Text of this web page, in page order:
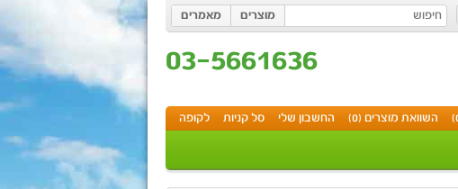
מוצרים מאמרים
03-5661636
השוואת מוצרים (0) החשבון שלי סל קניות לקופה